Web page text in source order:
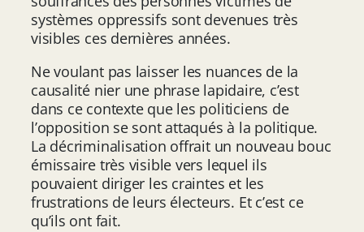
systèmes oppressifs sont devenues très
visibles ces dernières années.
Ne voulant pas laisser les nuances de la
causalité nier une phrase lapidaire, c’est
dans ce contexte que les politiciens de
l’opposition se sont attaqués à la politique.
La décriminalisation offrait un nouveau bouc
émissaire très visible vers lequel ils
pouvaient diriger les craintes et les
frustrations de leurs électeurs. Et c’est ce
qu’ils ont fait.